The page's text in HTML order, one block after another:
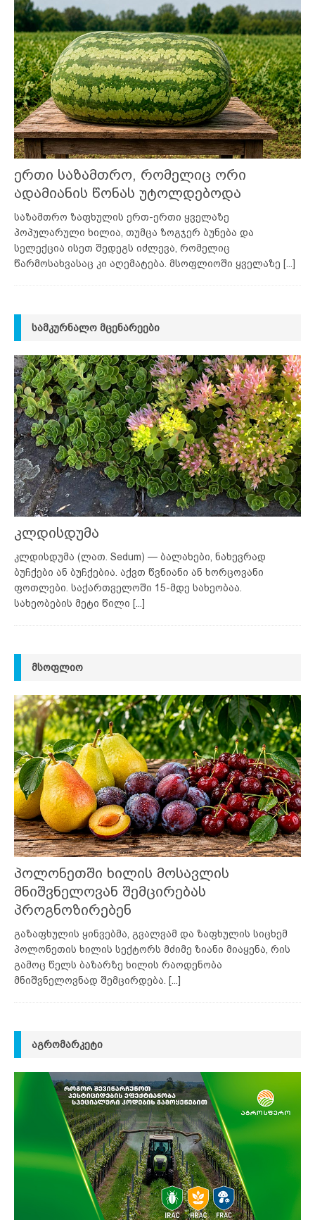
ერთი საზამთრო, რომელიც ორი
ადამიანის წონას უტოლდებოდა
საზამთრო ზაფხულის ერთ-ერთი ყველაზე
პოპულარული ხილია, თუმცა ზოგჯერ ბუნება და
სელექცია ისეთ შედეგს იძლევა, რომელიც
წარმოსახვასაც კი აღემატება. მსოფლიოში ყველაზე [...]
ᲡᲐᲛᲙᲣᲠᲜᲐᲚᲝ ᲛᲪᲔᲜᲐᲠᲔᲔᲑᲘ
კლდისდუმა
კლდისდუმა (ლათ. Sedum) — ბალახები, ნახევრად
ბუჩქები ან ბუჩქებია. აქვთ წვნიანი ან ხორცოვანი
ფოთლები. საქართველოში 15-მდე სახეობაა.
სახეობების მეტი წილი [...]
ᲛᲡᲝᲤᲚᲘᲝ
პოლონეთში ხილის მოსავლის
მნიშვნელოვან შემცირებას
პროგნოზირებენ
გაზაფხულის ყინვებმა, გვალვამ და ზაფხულის სიცხემ
პოლონეთის ხილის სექტორს მძიმე ზიანი მიაყენა, რის
გამოც წელს ბაზარზე ხილის რაოდენობა
მნიშვნელოვნად შემცირდება.
[...]
ᲐᲒᲠᲝᲛᲐᲠᲙᲔᲢᲘ